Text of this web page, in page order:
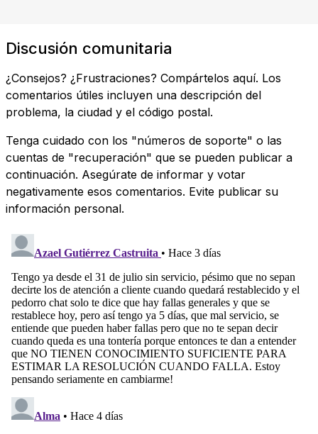
Discusión comunitaria
¿Consejos? ¿Frustraciones? Compártelos aquí. Los
comentarios útiles incluyen una descripción del
problema, la ciudad y el código postal.
Tenga cuidado con los "números de soporte" o las
cuentas de "recuperación" que se pueden publicar a
continuación. Asegúrate de informar y votar
negativamente esos comentarios. Evite publicar su
información personal.